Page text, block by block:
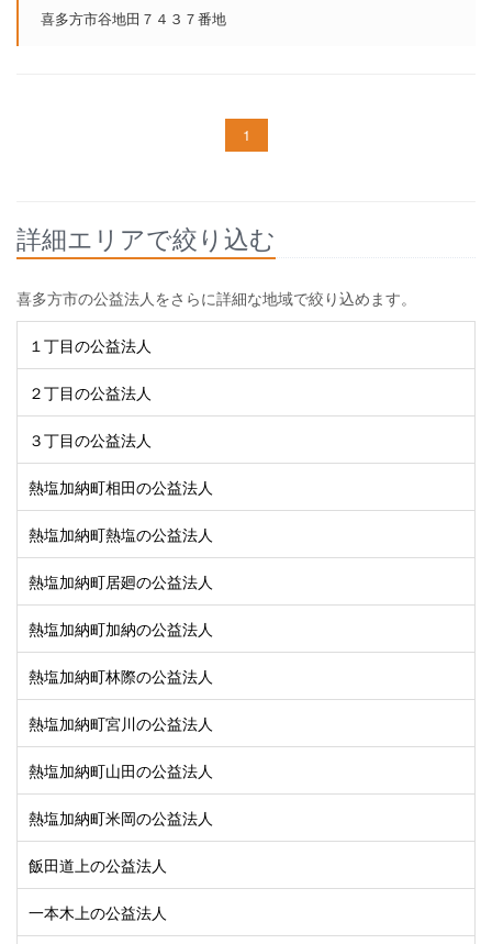
喜多方市谷地田７４３７番地
1
詳細エリアで絞り込む
喜多方市の公益法人をさらに詳細な地域で絞り込めます。
１丁目の公益法人
２丁目の公益法人
３丁目の公益法人
熱塩加納町相田の公益法人
熱塩加納町熱塩の公益法人
熱塩加納町居廻の公益法人
熱塩加納町加納の公益法人
熱塩加納町林際の公益法人
熱塩加納町宮川の公益法人
熱塩加納町山田の公益法人
熱塩加納町米岡の公益法人
飯田道上の公益法人
一本木上の公益法人